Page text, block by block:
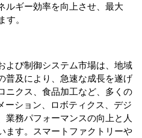
ルギー効率を向上させ、最大
。
よび制御システム市場は、地域
普及により、急速な成長を遂げ
ニクス、食品加工など、多くの
ーション、ロボティクス、デジ
業務パフォーマンスの向上と人
ます。スマートファクトリーや